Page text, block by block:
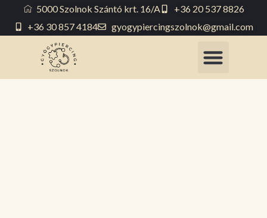
5000 Szolnok Szántó krt. 16/A
+36 20 537 8826
+36 30 857 4184
gyogypiercingszolnok@gmail.com